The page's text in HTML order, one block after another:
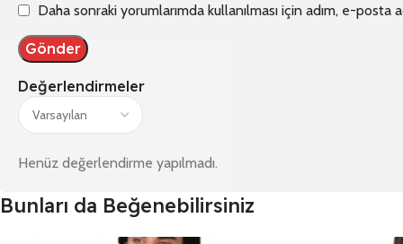
Değerlendirmeler
Henüz değerlendirme yapılmadı.
Daha sonraki yorumlarımda kullanılması için adım, e-
Bunları da Beğenebilirsiniz